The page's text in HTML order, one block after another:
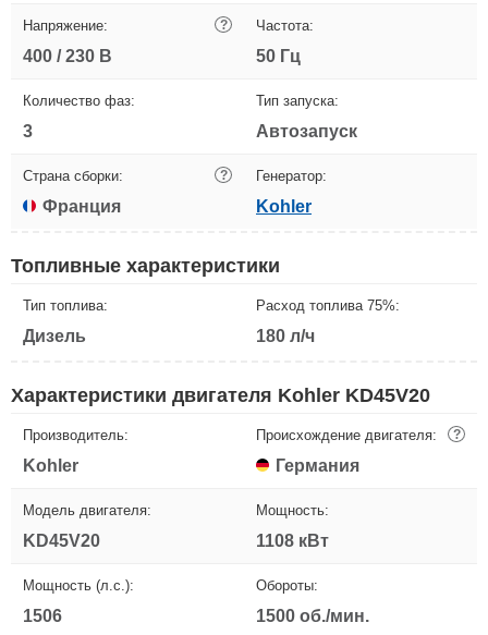
Напряжение: ?
400 / 230 В
Частота:
50 Гц
Количество фаз:
3
Тип запуска:
Автозапуск
Страна сборки: ?
Франция
Генератор:
Kohler
Топливные характеристики
Тип топлива:
Дизель
Расход топлива 75%:
180 л/ч
Характеристики двигателя Kohler KD45V20
Производитель:
Kohler
Происхождение двигателя: ?
Германия
Модель двигателя:
KD45V20
Мощность:
1108 кВт
Мощность (л.с.):
1506
Обороты:
1500 об./мин.